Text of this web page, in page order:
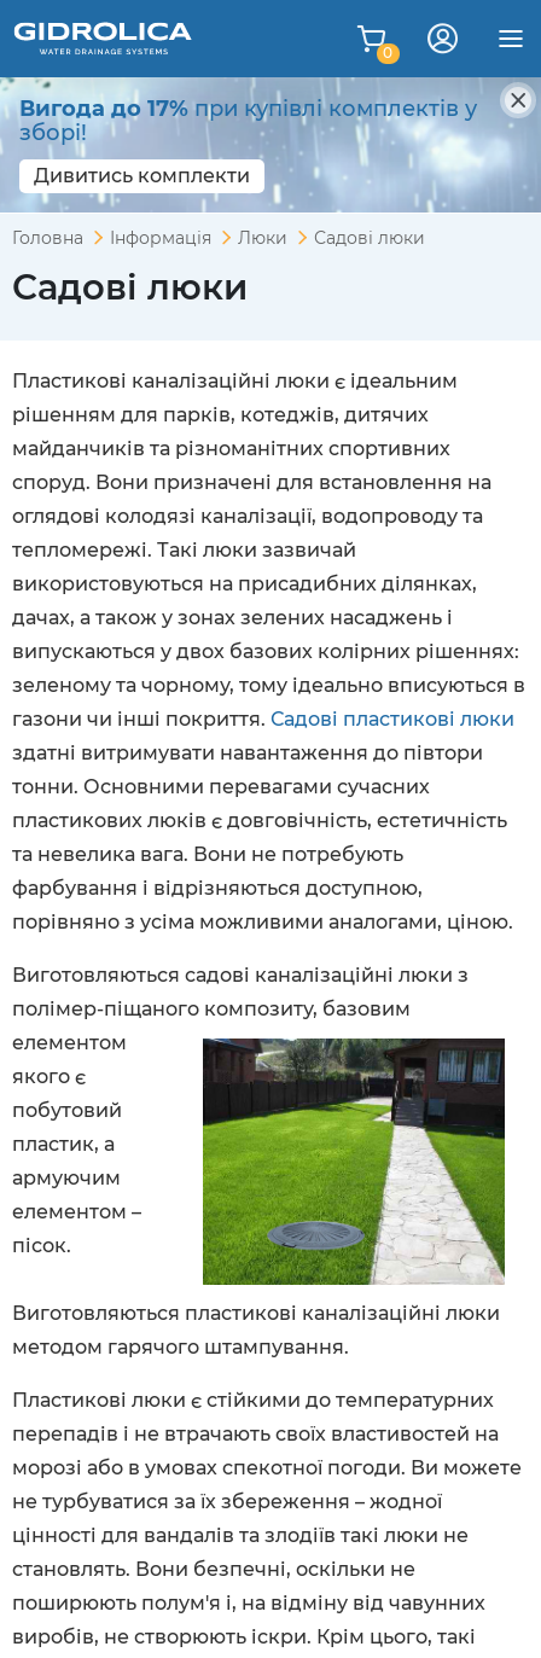
Вигода до 17% при купівлі комплектів у
зборі!
Дивитись комплекти
0
Головна Інформація Люки Садові люки
Садові люки
Пластикові каналізаційні люки є ідеальним
рішенням для парків, котеджів, дитячих
майданчиків та різноманітних спортивних
споруд. Вони призначені для встановлення на
оглядові колодязі каналізації, водопроводу та
тепломережі. Такі люки зазвичай
використовуються на присадибних ділянках,
дачах, а також у зонах зелених насаджень і
випускаються у двох базових колірних рішеннях:
зеленому та чорному, тому ідеально вписуються в
газони чи інші покриття. Садові пластикові люки
здатні витримувати навантаження до півтори
тонни. Основними перевагами сучасних
пластикових люків є довговічність, естетичність
та невелика вага. Вони не потребують
фарбування і відрізняються доступною,
порівняно з усіма можливими аналогами, ціною.
Виготовляються садові каналізаційні люки з
полімер-піщаного композиту, базовим
елементом
якого є
побутовий
пластик, а
армуючим
елементом –
пісок.
Виготовляються пластикові каналізаційні люки
методом гарячого штампування.
Пластикові люки є стійкими до температурних
перепадів і не втрачають своїх властивостей на
морозі або в умовах спекотної погоди. Ви можете
не турбуватися за їх збереження – жодної
цінності для вандалів та злодіїв такі люки не
становлять. Вони безпечні, оскільки не
поширюють полум'я і, на відміну від чавунних
виробів, не створюють іскри. Крім цього, такі